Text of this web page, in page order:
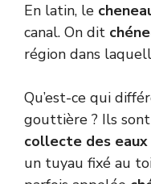
En latin, le
canal. On dit
région dans
Qu’est-ce qui
gouttière ? Ils
collecte des
un tuyau fixé au